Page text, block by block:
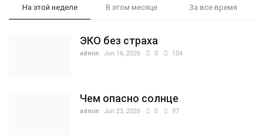
На этой неделе В этом месяце За все время
ЭКО без страха
admin Jun 16, 2026 0 104
Чем опасно солнце
admin Jun 23, 2026 0 97